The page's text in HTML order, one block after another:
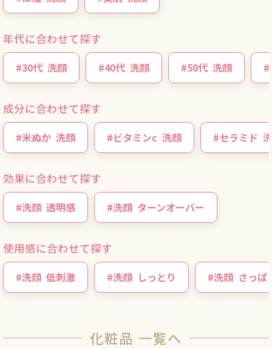
年代に合わせて探す
#30代 洗顔 #40代 洗顔 #50代 洗顔 #
成分に合わせて探す
#米ぬか 洗顔 #ビタミンc 洗顔 #セラミド
効果に合わせて探す
#洗顔 透明感 #洗顔 ターンオーバー
使用感に合わせて探す
#洗顔 低刺激 #洗顔 しっとり #洗顔 さっぱ
化粧品 一覧へ